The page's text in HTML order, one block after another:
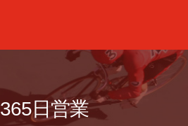
365日営業